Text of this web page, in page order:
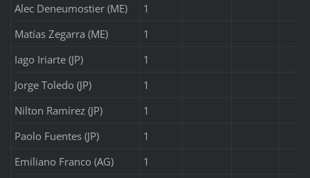
Alec Deneumostier (ME)
1
Matías Zegarra (ME)
1
Iago Iriarte (JP)
1
Jorge Toledo (JP)
1
Nilton Ramírez (JP)
1
Paolo Fuentes (JP)
1
Emiliano Franco (AG)
1